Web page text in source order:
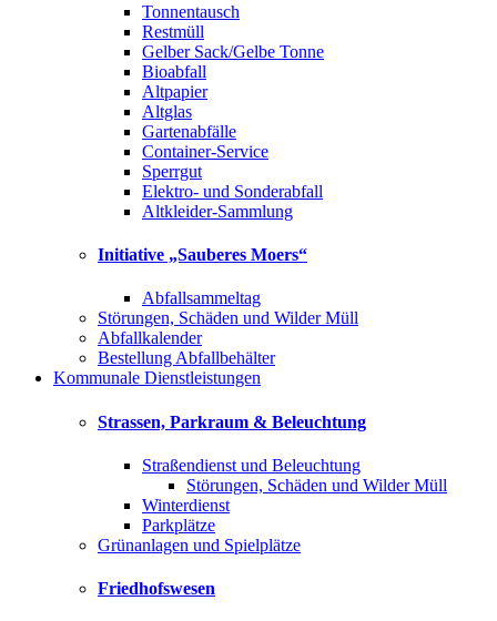
Tonnentausch
Restmüll
Gelber Sack/Gelbe Tonne
Bioabfall
Altpapier
Altglas
Gartenabfälle
Container-Service
Sperrgut
Elektro- und Sonderabfall
Altkleider-Sammlung
Initiative „Sauberes Moers“
Abfallsammeltag
Störungen, Schäden und Wilder Müll
Abfallkalender
Bestellung Abfallbehälter
Kommunale Dienstleistungen
Strassen, Parkraum & Beleuchtung
Straßendienst und Beleuchtung
Störungen, Schäden und Wilder Müll
Winterdienst
Parkplätze
Grünanlagen und Spielplätze
Friedhofswesen